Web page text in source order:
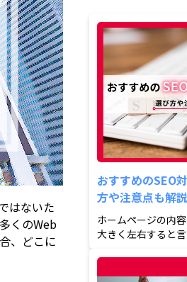
はないた
くのWeb
、どこに
おすすめのSEO
方や注意点も解説
ホームページの内
大きく左右すると